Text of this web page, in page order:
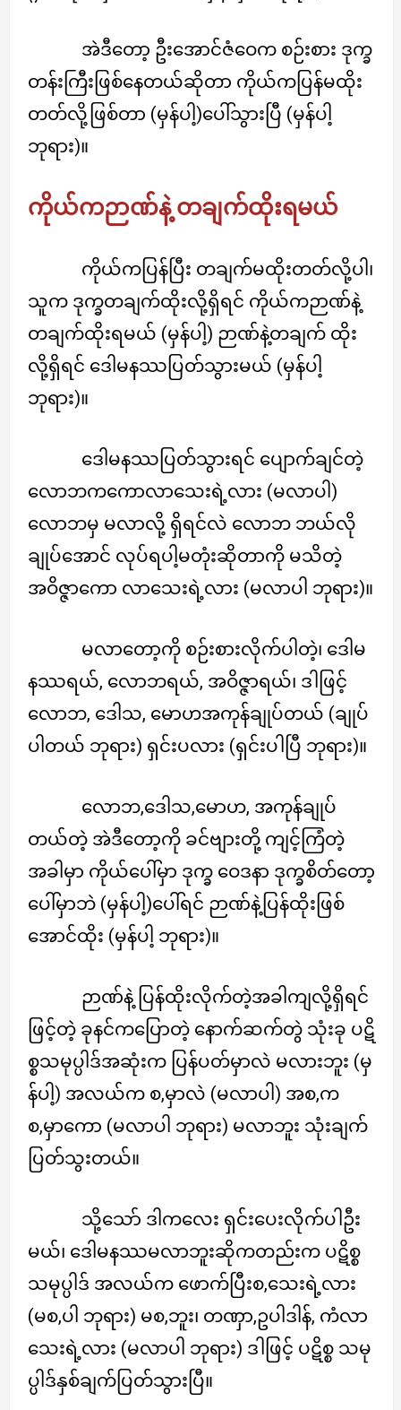
အဲဒီတော့ ဦးအောင်ဇံဝေက စဉ်းစား ဒုက္ခ
တန်းကြီးဖြစ်နေတယ်ဆိုတာ ကိုယ်ကပြန်မထိုး
တတ်လို့ဖြစ်တာ (မှန်ပါ့)ပေါ်သွားပြီ (မှန်ပါ့
ဘုရား)။
ကိုယ်ကဉာဏ်နဲ့ တချက်ထိုးရမယ်
ကိုယ်ကပြန်ပြီး တချက်မထိုးတတ်လို့ပါ၊
သူက ဒုက္ခတချက်ထိုးလို့ရှိရင် ကိုယ်ကဉာဏ်နဲ့
တချက်ထိုးရမယ် (မှန်ပါ့) ဉာဏ်နဲ့တချက် ထိုး
လို့ရှိရင် ဒေါမနဿပြတ်သွားမယ် (မှန်ပါ့
ဘုရား)။
ဒေါမနဿပြတ်သွားရင် ပျောက်ချင်တဲ့
လောဘကကောလာသေးရဲ့လား (မလာပါ)
လောဘမှ မလာလို့ ရှိရင်လဲ လောဘ ဘယ်လို
ချုပ်အောင် လုပ်ရပါ့မတုံးဆိုတာကို မသိတဲ့
အဝိဇ္ဇာကော လာသေးရဲ့လား (မလာပါ ဘုရား)။
မလာတော့ကို စဉ်းစားလိုက်ပါတဲ့၊ ဒေါမ
နဿရယ်, လောဘရယ်, အဝိဇ္ဇာရယ်၊ ဒါဖြင့်
လောဘ, ဒေါသ, မောဟအကုန်ချုပ်တယ် (ချုပ်
ပါတယ် ဘုရား) ရှင်းပလား (ရှင်းပါပြီ ဘုရား)။
လောဘ,ဒေါသ,မောဟ, အကုန်ချုပ်
တယ်တဲ့ အဲဒီတော့ကို ခင်ဗျားတို့ ကျင့်ကြံတဲ့
အခါမှာ ကိုယ်ပေါ်မှာ ဒုက္ခ ဝေဒနာ ဒုက္ခစိတ်တော့
ပေါ်မှာဘဲ (မှန်ပါ့)ပေါ်ရင် ဉာဏ်နဲ့ပြန်ထိုးဖြစ်
အောင်ထိုး (မှန်ပါ့ ဘုရား)။
ဉာဏ်နဲ့ ပြန်ထိုးလိုက်တဲ့အခါကျလို့ရှိရင်
ဖြင့်တဲ့ ခုနင်ကပြောတဲ့ နောက်ဆက်တွဲ သုံးခု ပဋိ
စ္စသမုပ္ပါဒ်အဆုံးက ပြန်ပတ်မှာလဲ မလားဘူး (မှ
န်ပါ့) အလယ်က စ,မှာလဲ (မလာပါ) အစ,က
စ,မှာကော (မလာပါ ဘုရား) မလာဘူး သုံးချက်
ပြတ်သွးတယ်။
သို့သော် ဒါကလေး ရှင်းပေးလိုက်ပါဦး
မယ်၊ ဒေါမနဿမလာဘူးဆိုကတည်းက ပဋိစ္စ
သမုပ္ပါဒ် အလယ်က ဖောက်ပြီးစ,သေးရဲ့လား
(မစ,ပါ ဘုရား) မစ,ဘူး၊ တဏှာ,ဥပါဒါန်, ကံလာ
သေးရဲ့လား (မလာပါ ဘုရား) ဒါဖြင့် ပဋိစ္စ သမု
ပ္ပါဒ်နှစ်ချက်ပြတ်သွားပြီ။